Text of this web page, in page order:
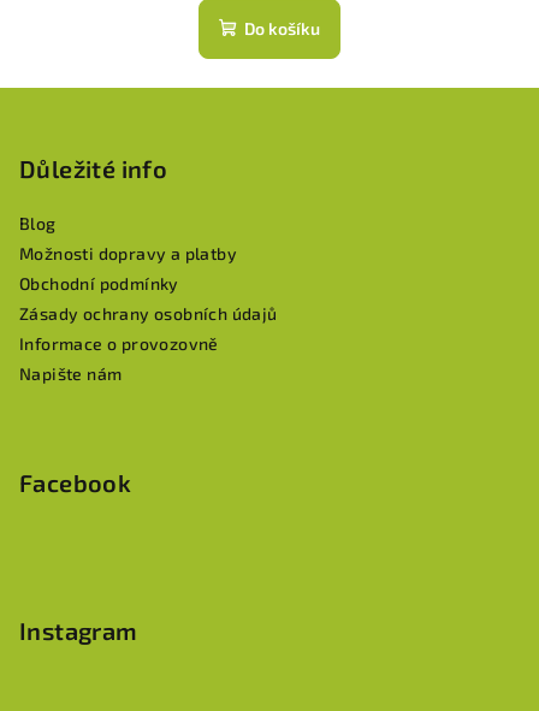
Do košíku
Důležité info
Blog
Možnosti dopravy a platby
Obchodní podmínky
Zásady ochrany osobních údajů
Informace o provozovně
Napište nám
Facebook
Instagram